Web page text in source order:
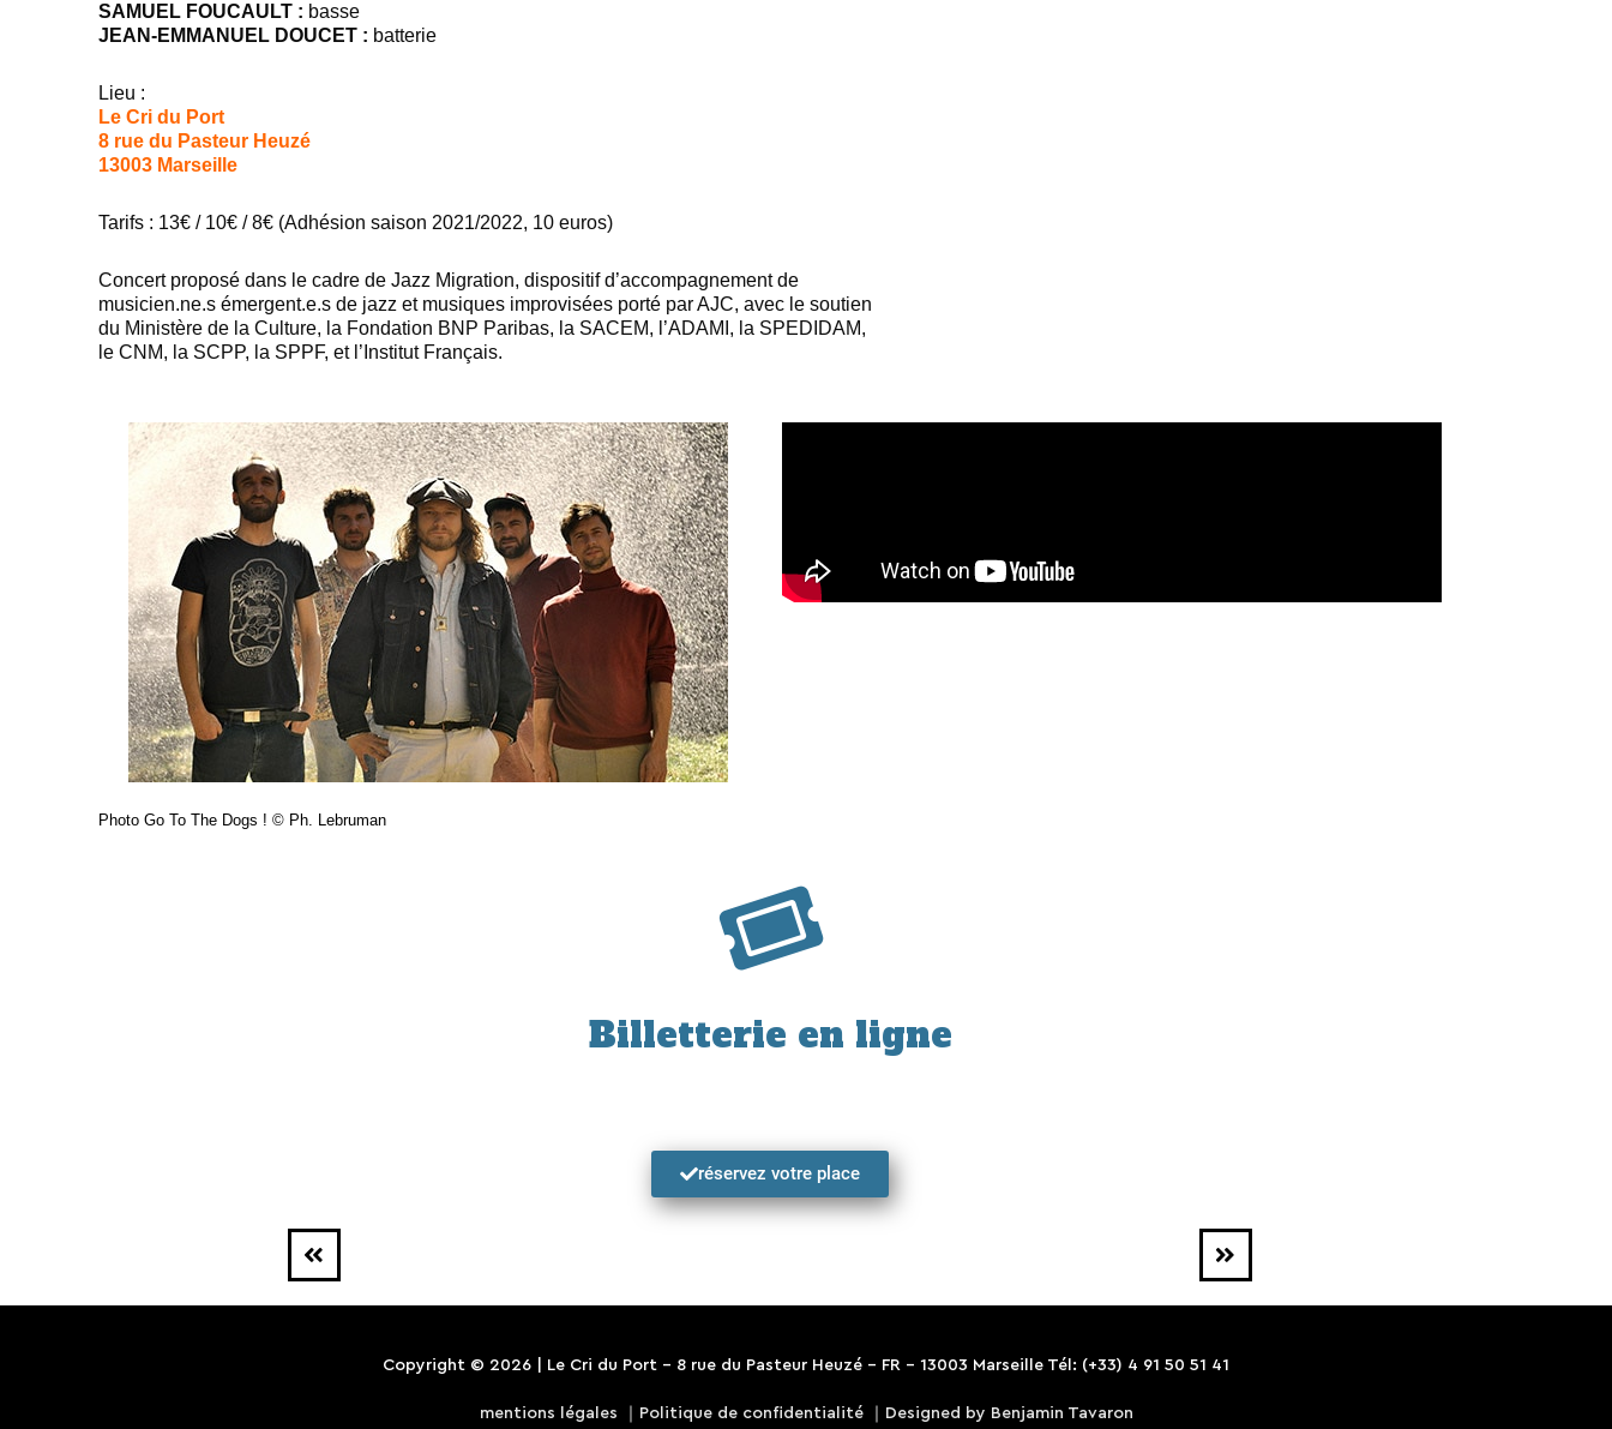
SAMUEL FOUCAULT : basse
JEAN-EMMANUEL DOUCET : batterie
Lieu :
Le Cri du Port
8 rue du Pasteur Heuzé
13003 Marseille
Tarifs : 13€ / 10€ / 8€ (Adhésion saison 2021/2022, 10 euros)
Concert proposé dans le cadre de Jazz Migration, dispositif d’accompagnement de
musicien.ne.s émergent.e.s de jazz et musiques improvisées porté par AJC, avec le soutien
du Ministère de la Culture, la Fondation BNP Paribas, la SACEM, l’ADAMI, la SPEDIDAM,
le CNM, la SCPP, la SPPF, et l’Institut Français.
Photo Go To The Dogs ! © Ph. Lebruman
Billetterie en ligne
réservez votre place
Copyright © 2026 | Le Cri du Port - 8 rue du Pasteur Heuzé - FR - 13003 Marseille Tél: (+33) 4 91 50 51 41
mentions légales Politique de confidentialité｜ Designed by Benjamin Tavaron